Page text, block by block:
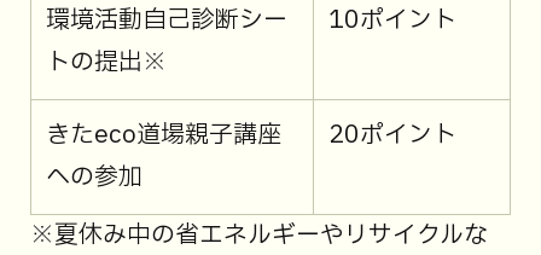
環境活動自己診断シー
トの提出※
10ポイント
きたeco道場親子講座
への参加
20ポイント
※夏休み中の省エネルギーやリサイクルな